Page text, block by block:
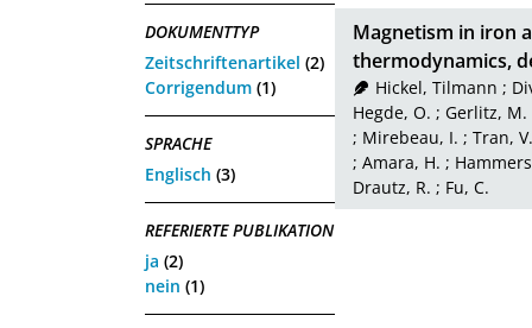
DOKUMENTTYP
Zeitschriftenartikel (2)
Corrigendum (1)
SPRACHE
Englisch (3)
REFERIERTE PUBLIKATION
ja (2)
nein (1)
Magnetism in iron
thermodynamics,
Hickel, Tilmann ;
Hegde, O. ; Gerlitz, M.
; Mirebeau, I. ; Tran,
; Amara, H. ;
Drautz, R. ; Fu, C.